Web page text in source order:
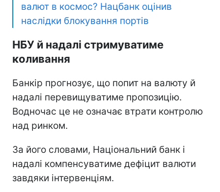
валют в космос? Нацбанк оцінив
наслідки блокування портів
НБУ й надалі стримуватиме
коливання
Банкір прогнозує, що попит на валюту й
надалі перевищуватиме пропозицію.
Водночас це не означає втрати контролю
над ринком.
За його словами, Національний банк і
надалі компенсуватиме дефіцит валюти
завдяки інтервенціям.